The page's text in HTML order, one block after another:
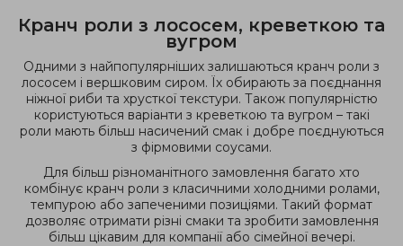
Кранч роли з лососем, креветкою та
вугром
Одними з найпопулярніших залишаються кранч роли з
лососем і вершковим сиром. Їх обирають за поєднання
ніжної риби та хрусткої текстури. Також популярністю
користуються варіанти з креветкою та вугром – такі
роли мають більш насичений смак і добре поєднуються
з фірмовими соусами.
Для більш різноманітного замовлення багато хто
комбінує кранч роли з класичними холодними ролами,
темпурою або запеченими позиціями. Такий формат
дозволяє отримати різні смаки та зробити замовлення
більш цікавим для компанії або сімейної вечері.